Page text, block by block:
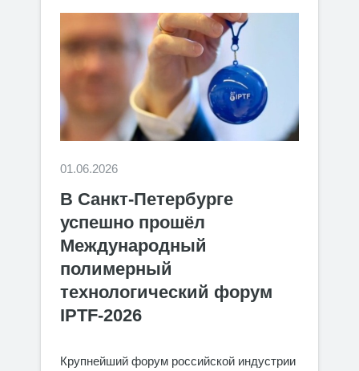
01.06.2026
В Санкт-Петербурге
успешно прошёл
Международный
полимерный
технологический форум
IPTF-2026
Крупнейший форум российской индустрии